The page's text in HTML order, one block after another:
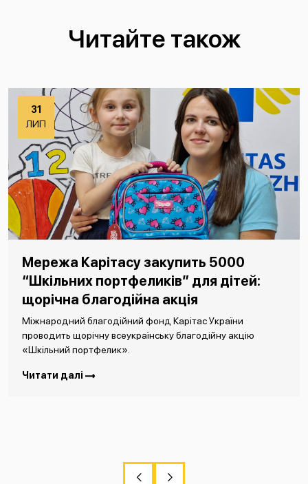
Читайте також
31
ЛИП
Мережа Карітасу закупить 5000
“Шкільних портфеликів” для дітей:
щорічна благодійна акція
Міжнародний благодійний фонд Карітас України
проводить щорічну всеукраїнську благодійну акцію
«Шкільний портфелик».
Читати далі